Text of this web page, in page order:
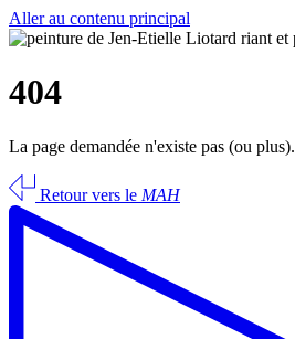
Aller au contenu principal
404
La page demandée n'existe pas (ou plus).
Retour vers le MAH